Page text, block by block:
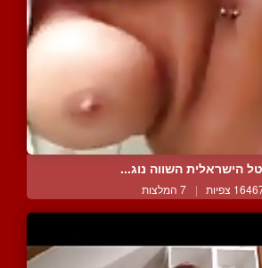
הישראלית השווה נוג...
צפיות | 7 המלצות